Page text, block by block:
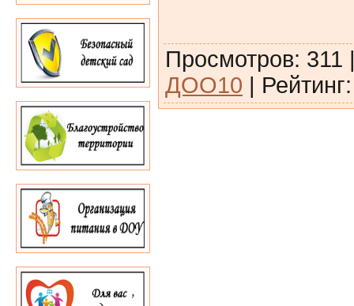
Просмотров: 311
ДОО10 | Рейтинг: